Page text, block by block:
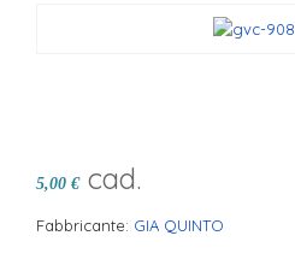
5,00 € cad.
Fabbricante: GIA QUINTO